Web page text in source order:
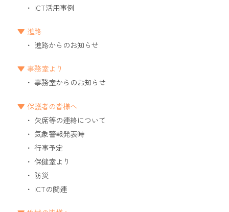
ICT活用事例
進路
進路からのお知らせ
事務室より
事務室からのお知らせ
保護者の皆様へ
欠席等の連絡について
気象警報発表時
行事予定
保健室より
防災
ICTの関連